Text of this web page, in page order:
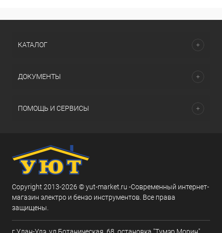
КАТАЛОГ
ДОКУМЕНТЫ
ПОМОЩЬ И СЕРВИСЫ
Copyright 2013-2026 © yut-market.ru -Современный интернет-
магазин электро и бензо инструментов. Все права
защищены.